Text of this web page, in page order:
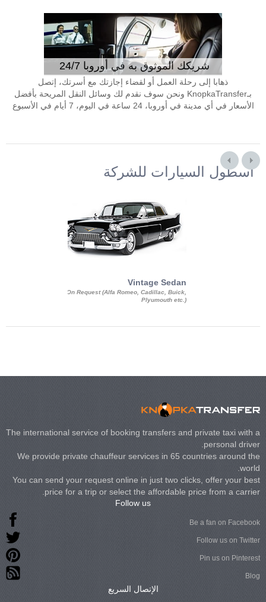
شريكك الموثوق به في أوروبا 24/7
ذهابا إلى رحلة العمل أو لقضاء إجازتك مع أسرتك، إتصل
بـKnopkaTransfer ونحن سوف نقدم لك وسائل النقل المريحة بأفضل
الأسعار في أي مدينة في أوروبا، 24 ساعة في اليوم، 7 أيام في الأسبوع
أسطول السيارات للشركة
Vintage Sedan
On Request (Alfa Romeo, Cadillac, Buick,
Plyumouth etc.)
The international service of booking transfers and private taxi with a
personal driver.
We provide private chauffeur services in 65 countries around the
world.
You can send your request online in just two clicks, offer your best
price for a trip or select the affordable price from a carrier.
Follow us
Be a fan on Facebook
Follow us on Twitter
Pin us on Pinterest
Blog
الإتصال السريع